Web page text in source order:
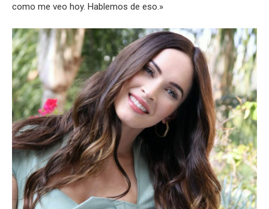
como me veo hoy. Hablemos de eso.»